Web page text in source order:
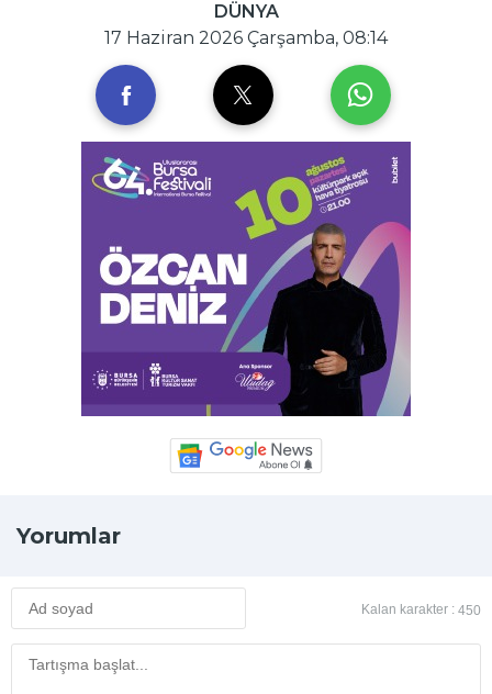
DÜNYA
17 Haziran 2026 Çarşamba, 08:14
Yorumlar
Kalan karakter : 450